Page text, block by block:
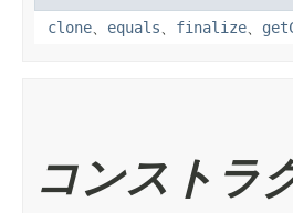
clone、 equals、 finalize、
コンストラ